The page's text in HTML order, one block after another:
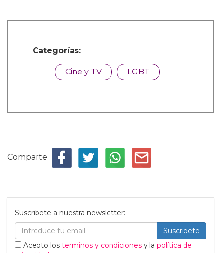
Categorías:
Cine y TV LGBT
Comparte
Suscribete a nuestra newsletter:
Suscribete
Acepto los terminos y condiciones y la política de